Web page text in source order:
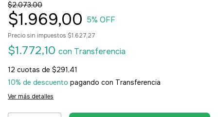
$2.073,00
$1.969,00 5% OFF
Precio sin impuestos $1.627,27
$1.772,10 con Transferencia
12 cuotas de $291,41
10% de descuento pagando con Transferencia
Ver más detalles